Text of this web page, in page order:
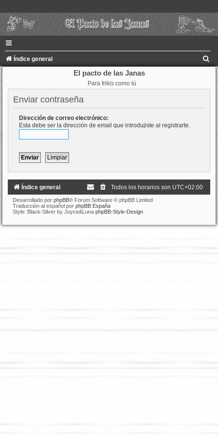
Índice general
El pacto de las Janas
Para frikis como tú
Enviar contraseña
Dirección de correo electrónico:
Esta debe ser la dirección de email que introdujiste al registrarte.
Índice general Todos los horarios son UTC+02:00
Desarrollado por phpBB® Forum Software © phpBB Limited
Traducción al español por phpBB España
Style: Black-Silver by Joyce&Luna phpBB-Style-Design